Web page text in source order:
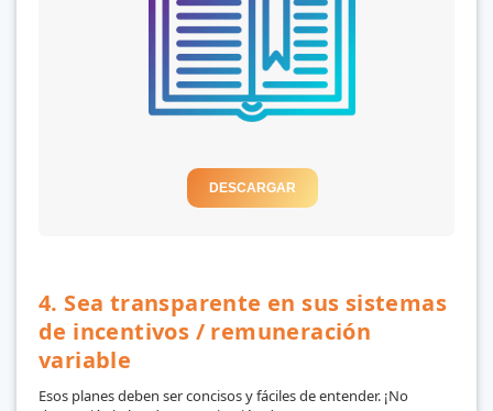
DESCARGAR
4. Sea transparente en sus sistemas
de incentivos / remuneración
variable
Esos planes deben ser concisos y fáciles de entender. ¡No